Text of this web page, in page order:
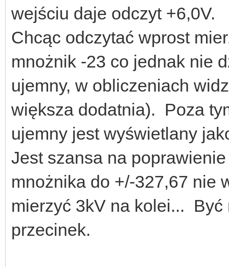
wejściu daje odczyt +6,0V.
Chcąc odczytać wprost
mnożnik -23 co jednak nie
ujemny, w obliczeniach
większa dodatnia). Poza
ujemny jest wyświetlany
Jest szansa na
mnożnika do +/-327,67 nie
mierzyć 3kV na kolei... Być
przecinek.